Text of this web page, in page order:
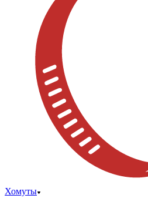
Хомуты